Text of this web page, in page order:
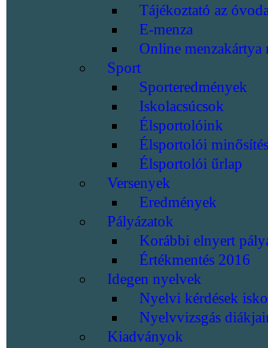
Tájékoztató az
E-menza
Online menzakártya
Sport
Sporteredmények
Iskolacsúcsok
Élsportolóink
Élsportolói minősítés
Élsportolói űrlap
Versenyek
Eredmények
Pályázatok
Korábbi elnyert
Értékmentés 2016
Idegen nyelvek
Nyelvi kérdések
Nyelvvizsgás
Kiadványok